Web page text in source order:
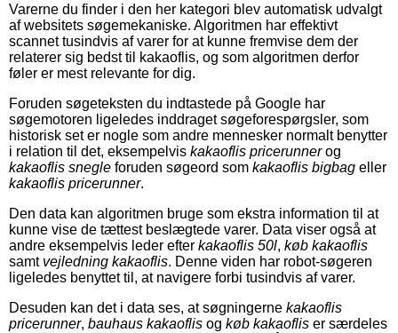
Varerne du finder i den her kategori blev automatisk udvalgt
af websitets søgemekaniske. Algoritmen har effektivt
scannet tusindvis af varer for at kunne fremvise dem der
relaterer sig bedst til kakaoflis, og som algoritmen derfor
føler er mest relevante for dig.
Foruden søgeteksten du indtastede på Google har
søgemotoren ligeledes inddraget søgeforespørgsler, som
historisk set er nogle som andre mennesker normalt benytter
i relation til det, eksempelvis kakaoflis pricerunnerog
kakaoflis snegle foruden søgeord som kakaoflis bigbag eller
kakaoflis pricerunner.
Den data kan algoritmen bruge som ekstra information til at
kunne vise de tættest beslægtede varer. Data viser også at
andre eksempelvis leder efter kakaoflis 50l, køb kakaoflis
samt vejledning kakaoflis. Denne viden har robot-søgeren
ligeledes benyttet til, at navigere forbi tusindvis af varer.
Desuden kan det i data ses, at søgningerne kakaoflis
pricerunner, bauhaus kakaoflis og køb kakaoflis er særdeles